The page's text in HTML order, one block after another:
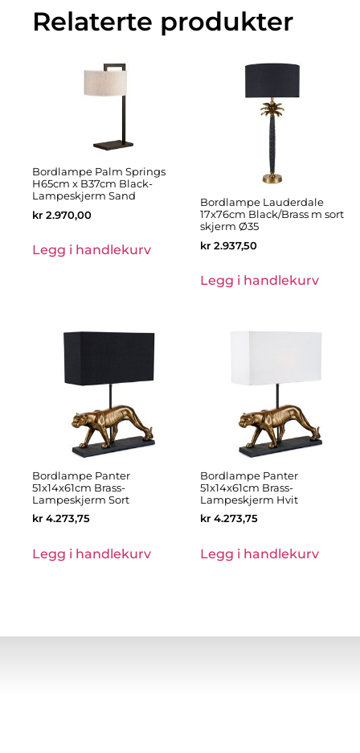
Relaterte produkter
Bordlampe Palm Springs
H65cm x B37cm Black-
Lampeskjerm Sand
kr 2.970,00
Legg i handlekurv
Bordlampe Lauderdale
17x76cm Black/Brass m sort
skjerm Ø35
kr 2.937,50
Legg i handlekurv
Bordlampe Panter
51x14x61cm Brass-
Lampeskjerm Sort
kr 4.273,75
Legg i handlekurv
Bordlampe Panter
51x14x61cm Brass-
Lampeskjerm Hvit
kr 4.273,75
Legg i handlekurv